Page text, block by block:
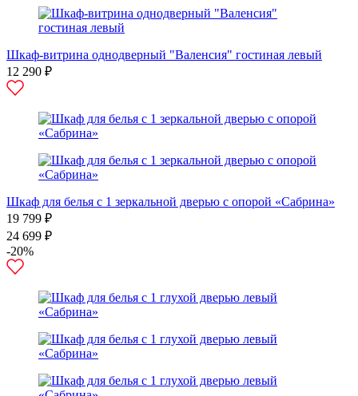
Шкаф-витрина однодверный "Валенсия" гостиная левый
12 290 ₽
Шкаф для белья с 1 зеркальной дверью с опорой «Сабрина»
19 799 ₽
24 699 ₽
-20%